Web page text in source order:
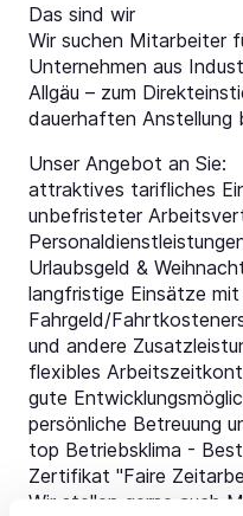
Das sind wir
Wir suchen Mitarbeiter
Unternehmen aus
Allgäu – zum
dauerhaften Anstellung
Unser Angebot an Sie:
attraktives tarifliches
unbefristeter
Urlaubsgeld &
langfristige Einsätze
Fahrgeld/
und andere
flexibles
gute
persönliche Betreuung
top Betriebsklima -
Zertifikat "Faire
Wir stellen gerne auch